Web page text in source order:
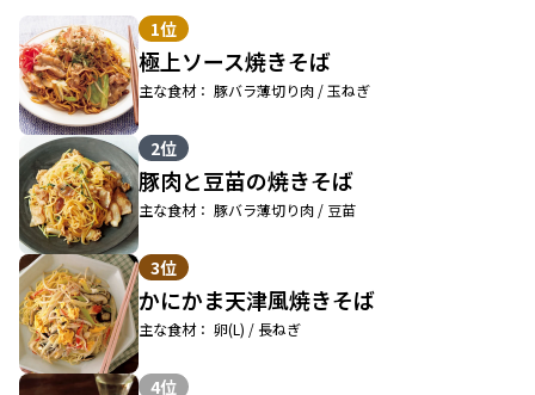
1位
極上ソース焼きそば
主な食材： 豚バラ薄切り肉 / 玉ねぎ
2位
豚肉と豆苗の焼きそば
主な食材： 豚バラ薄切り肉 / 豆苗
3位
かにかま天津風焼きそば
主な食材： 卵(L) / 長ねぎ
4位